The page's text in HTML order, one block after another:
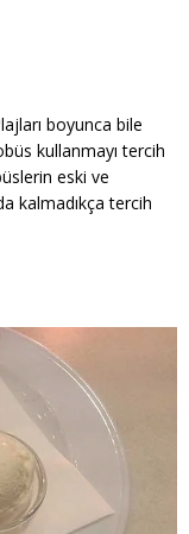
boyunca bile
kullanmayı tercih
eski ve
kalmadıkça tercih